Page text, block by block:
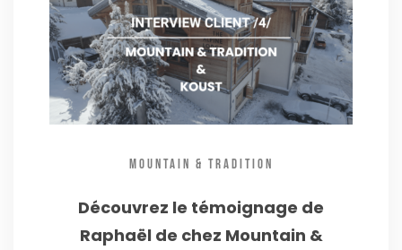
MOUNTAIN & TRADITION
Découvrez le témoignage de
Raphaël de chez Mountain &